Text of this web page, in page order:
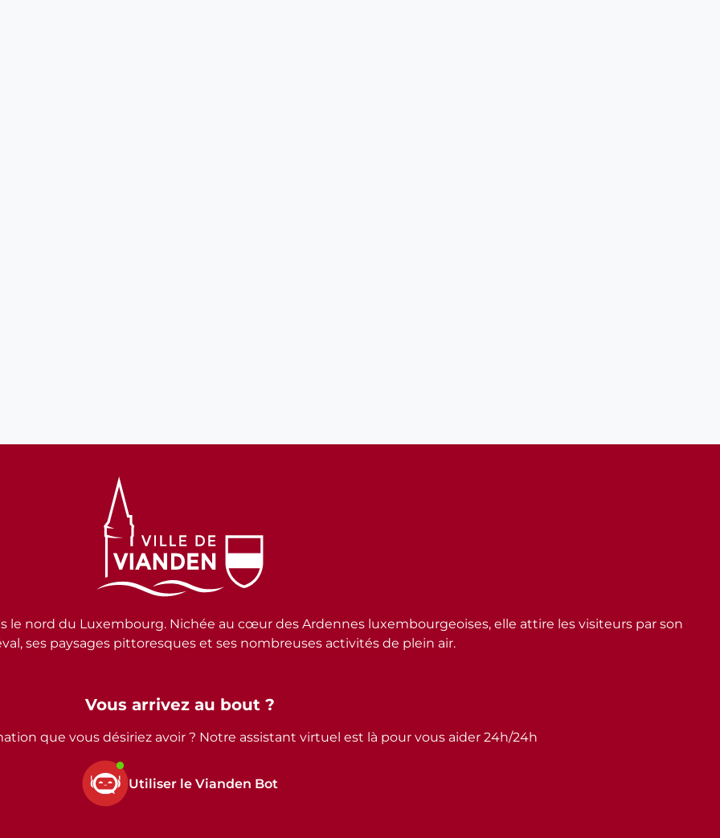
Vous arrivez au bout ?
que vous désiriez avoir ? Notre assistant virtuel est là pour vous aider 24h/24h
Utiliser le Vianden Bot
nord du Luxembourg. Nichée au cœur des Ardennes luxembourgeoises, elle attire les visiteurs par son
ses paysages pittoresques et ses nombreuses activités de plein air.